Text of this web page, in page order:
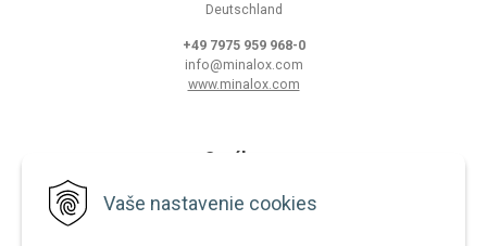
Vaše nastavenie cookies
Deutschland
+49 7975 959 968-0
info@minalox.com
www.minalox.com
O nákupe